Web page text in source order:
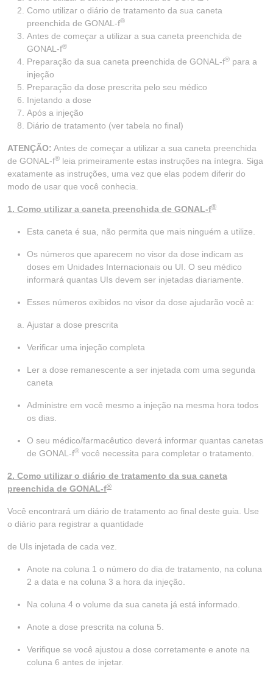
Como utilizar o diário de tratamento da sua caneta
preenchida de GONAL-f®
Antes de começar a utilizar a sua caneta preenchida de
GONAL-f®
Preparação da sua caneta preenchida de GONAL-f® para a
injeção
Preparação da dose prescrita pelo seu médico
Injetando a dose
Após a injeção
Diário de tratamento (ver tabela no final)
ATENÇÃO: Antes de começar a utilizar a sua caneta preenchida
de GONAL-f® leia primeiramente estas instruções na íntegra. Siga
exatamente as instruções, uma vez que elas podem diferir do
modo de usar que você conhecia.
1. Como utilizar a caneta preenchida de GONAL-f®
Esta caneta é sua, não permita que mais ninguém a utilize.
Os números que aparecem no visor da dose indicam as
doses em Unidades Internacionais ou UI. O seu médico
informará quantas UIs devem ser injetadas diariamente.
Esses números exibidos no visor da dose ajudarão você a:
Ajustar a dose prescrita
Verificar uma injeção completa
Ler a dose remanescente a ser injetada com uma segunda
caneta
Administre em você mesmo a injeção na mesma hora todos
os dias.
O seu médico/farmacêutico deverá informar quantas canetas
de GONAL-f® você necessita para completar o tratamento.
2. Como utilizar o diário de tratamento da sua caneta
preenchida de GONAL-f®
Você encontrará um diário de tratamento ao final deste guia. Use
o diário para registrar a quantidade
de UIs injetada de cada vez.
Anote na coluna 1 o número do dia de tratamento, na coluna
2 a data e na coluna 3 a hora da injeção.
Na coluna 4 o volume da sua caneta já está informado.
Anote a dose prescrita na coluna 5.
Verifique se você ajustou a dose corretamente e anote na
coluna 6 antes de injetar.